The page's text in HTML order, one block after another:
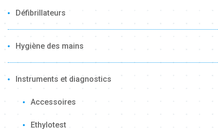
Défibrillateurs
Hygiène des mains
Instruments et diagnostics
Accessoires
Ethylotest